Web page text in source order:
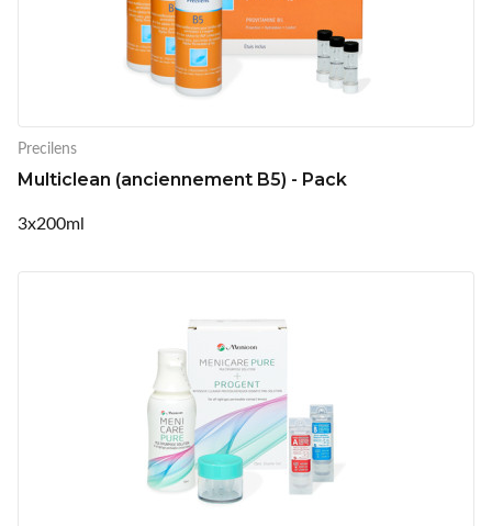
Precilens
Multiclean (anciennement B5) - Pack
3x200ml